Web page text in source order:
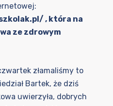
, która na
ze zdrowym
złamaliśmy to
Bartek, że dziś
uwierzyła, dobrych